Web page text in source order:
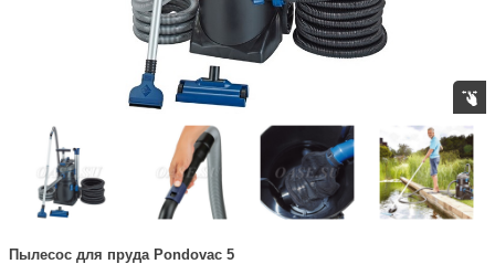
Пылесос для пруда Pondovac 5